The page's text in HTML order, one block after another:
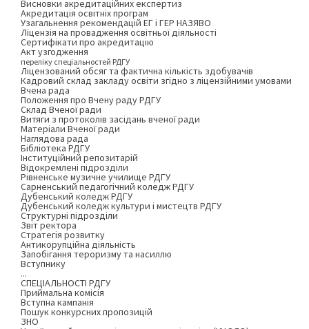
Висновки акредитаційних експертиз
Акредитація освітніх програм
Узагальнення рекомендацій ЕГ і ГЕР НАЗЯВО
Ліцензія на провадження освітньої діяльності
Сертифікати про акредитацію
Акт узгодження
переліку спеціальностей РДГУ
Ліцензований обсяг та фактична кількість здобувачів
Кадровий склад закладу освіти згідно з ліцензійними умовами
Вчена рада
Положення про Вчену раду РДГУ
Склад Вченої ради
Витяги з протоколів засідань вченої ради
Матеріали Вченої ради
Наглядова рада
Бібліотека РДГУ
Інституційний репозитарій
Відокремлені підрозділи
Рівненське музичне училище РДГУ
Сарненський педагогічний коледж РДГУ
Дубенський коледж РДГУ
Дубенський коледж культури і мистецтв РДГУ
Структурні підрозділи
Звіт ректора
Стратегія розвитку
Антикорупційна діяльність
Запобігання тероризму та насиллю
Вступнику
...
СПЕЦІАЛЬНОСТІ РДГУ
Приймальна комісія
Вступна кампанія
Пошук конкурсних пропозицій
ЗНО